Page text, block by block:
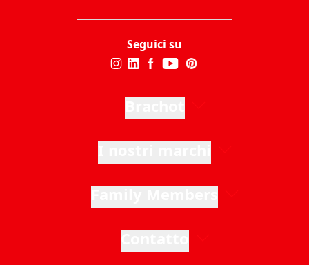
Seguici su